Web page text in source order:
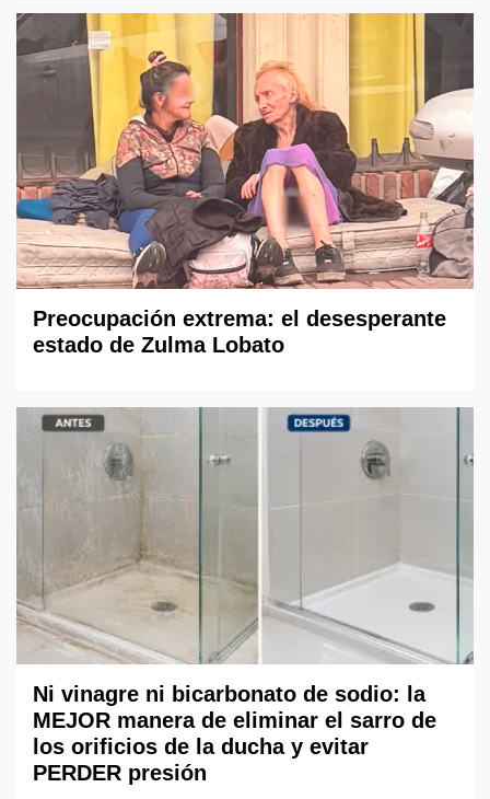
Preocupación extrema: el desesperante
estado de Zulma Lobato
Ni vinagre ni bicarbonato de sodio: la
MEJOR manera de eliminar el sarro de
los orificios de la ducha y evitar
PERDER presión